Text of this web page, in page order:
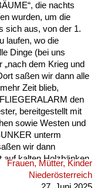
die nachts
wurden, um die
sich aus, von der 1.
laufen, wo die
Dinge (bei uns
dem Krieg und
saßen wir dann alle
Zeit blieb,
den
bereitgestellt mit
sowie Westen und
unterm
wir dann
auf kalten Holzbänken
aber auf der
Frauen, Mütter, Kinder
Niederösterreich